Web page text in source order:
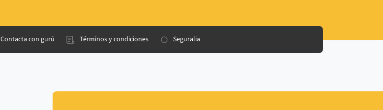
Contacta con gurú Términos y condiciones Seguralia